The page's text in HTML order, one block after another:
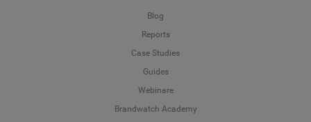
Blog
Reports
Case Studies
Guides
Webinare
Brandwatch Academy